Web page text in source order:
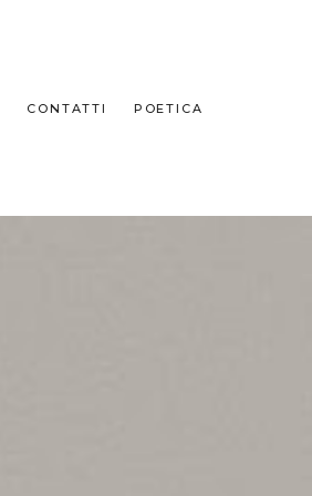
CONTATTI POETICA